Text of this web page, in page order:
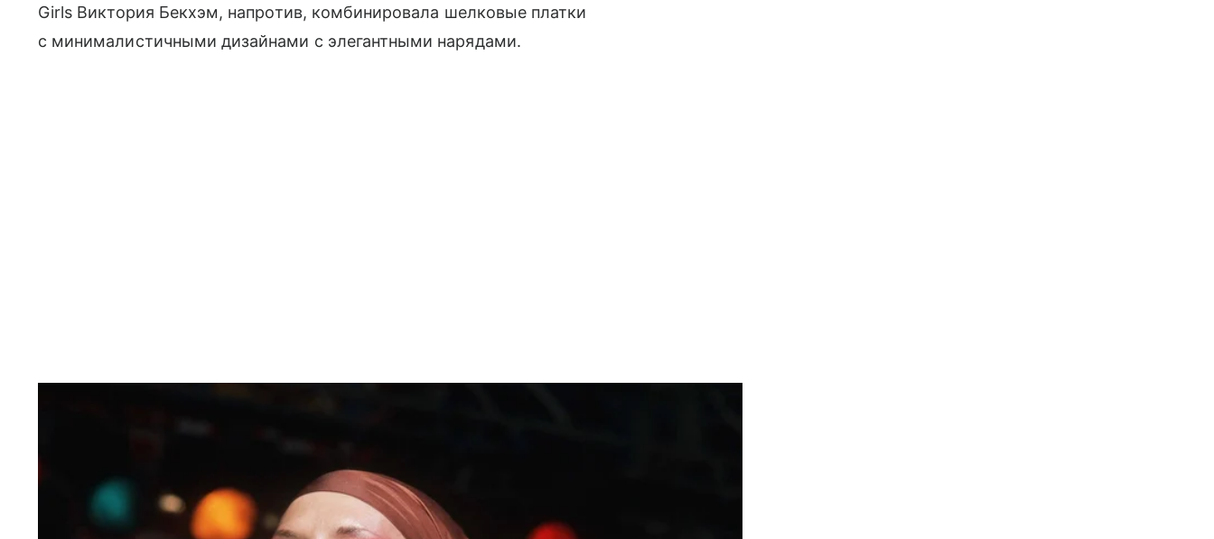
Girls Виктория Бекхэм, напротив, комбинировала шелковые платки
с минималистичными дизайнами с элегантными нарядами.